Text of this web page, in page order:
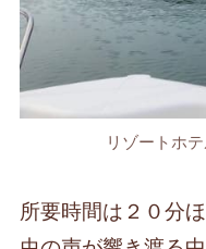
リゾートホ
所要時間は２０分ほ